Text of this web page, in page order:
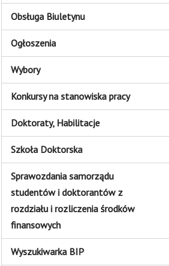
Obsługa Biuletynu
Ogłoszenia
Wybory
Konkursy na stanowiska pracy
Doktoraty, Habilitacje
Szkoła Doktorska
Sprawozdania samorządu
studentów i doktorantów z
rozdziału i rozliczenia środków
finansowych
Wyszukiwarka BIP